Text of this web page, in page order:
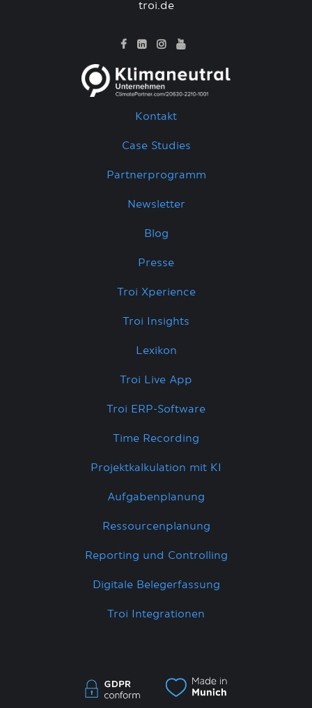
troi.de
Kontakt
Case Studies
Partnerprogramm
Newsletter
Blog
Presse
Troi Xperience
Troi Insights
Lexikon
Troi Live App
Troi ERP-Software
Time Recording
Projektkalkulation mit KI
Aufgabenplanung
Ressourcenplanung
Reporting und Controlling
Digitale Belegerfassung
Troi Integrationen